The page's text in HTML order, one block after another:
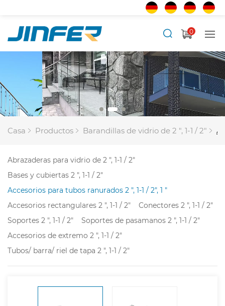
0
Casa Productos Barandillas de vidrio de 2 ", 1-1 / 2"
Abrazaderas para vidrio de 2 ", 1-1 / 2"
Bases y cubiertas 2 ", 1-1 / 2"
Accesorios para tubos ranurados 2 ", 1-1 / 2", 1 "
Accesorios rectangulares 2 ", 1-1 / 2"
Conectores 2 ", 1-1 / 2"
Soportes 2 ", 1-1 / 2"
Soportes de pasamanos 2 ", 1-1 / 2"
Accesorios de extremo 2 ", 1-1 / 2"
Tubos/ barra/ riel de tapa 2 ", 1-1 / 2"